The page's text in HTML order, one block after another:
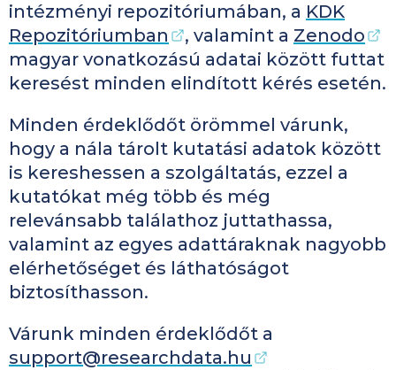
intézményi repozitóriumában, a KDK
Repozitóriumban
, valamint a Zenodo
magyar vonatkozású adatai között futtat
keresést minden elindított kérés esetén.
Minden érdeklődőt örömmel várunk,
hogy a nála tárolt kutatási adatok között
is kereshessen a szolgáltatás, ezzel a
kutatókat még több és még
relevánsabb találathoz juttathassa,
valamint az egyes adattáraknak nagyobb
elérhetőséget és láthatóságot
biztosíthasson.
Várunk minden érdeklődőt a
support@researchdata.hu